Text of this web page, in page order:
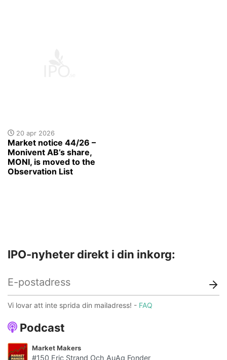
20 apr 2026
Market notice 44/26 –
Monivent AB’s share,
MONI, is moved to the
Observation List
Podcast
Market Makers
#150 Eric Strand Och AuAg Fonder
IPO-nyheter direkt i din inkorg:
Vi lovar att inte sprida din mailadress! - FAQ